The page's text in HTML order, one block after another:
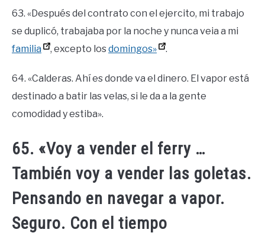
63. «Después del contrato con el ejercito, mi trabajo
se duplicó, trabajaba por la noche y nunca veia a mi
familia
, excepto losdomingos» .
64. «Calderas. Ahí es donde va el dinero. El vapor está
destinado a batir las velas, si le da a la gente
comodidad y estiba».
65. «Voy a vender el ferry …
También voy a vender las goletas.
Pensando en navegar a vapor.
Seguro. Con el tiempo